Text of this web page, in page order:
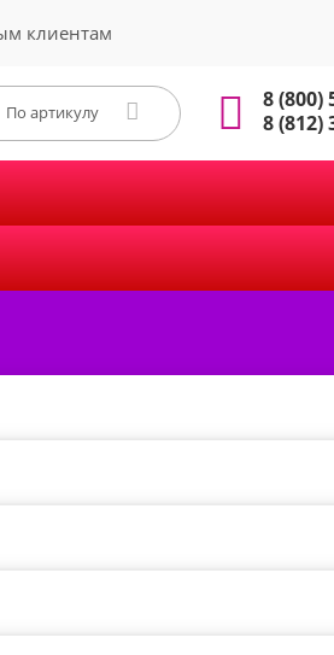
клиентам
По артикулу
8 (800)
8 (812)